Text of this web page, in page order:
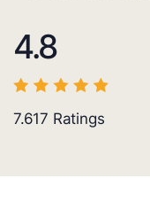
4.8
7.617 Ratings